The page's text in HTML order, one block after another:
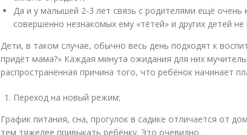
Да и у малышей 2-3 лет связь с родителями ещё очень
совершенно незнакомых ему «тётей» и других детей
Дети, в таком случае, обычно весь день подходят к
придёт мама?» Каждая минута ожидания для них
распространённая причина того, что ребёнок начинает
Переход на новый режим;
График питания, сна, прогулок в садике отличается от
тем тяжелее привыкать ребёнку. Это очевидно.